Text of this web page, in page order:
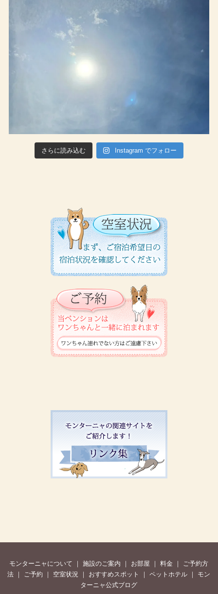
さらに読み込む Instagram でフォロー
モンターニャについて ｜施設のご案内 ｜ お部屋 ｜料金 ｜ ご予約方
法 ｜ ご予約 ｜ 空室状況 ｜ おすすめスポット ｜ペットホテル ｜ モン
ターニャ公式ブログ